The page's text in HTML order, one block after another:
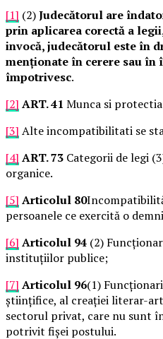
[1] (2)Judecătorul are
prin aplicarea corectă a
invocă, judecătorul este în
menționate în cerere sau în
împotrivesc.
[2] ART. 41 Munca si
[3] Alte incompatibilitati se
[4] ART. 73 Categorii de legi
organice.
[5] Articolul 80
persoanele ce exercită o
[6] Articolul 94 (2)
instituțiilor publice;
[7] Articolul 96(1)
științifice, al creației literar-
sectorul privat, care nu sunt
potrivit fișei postului.